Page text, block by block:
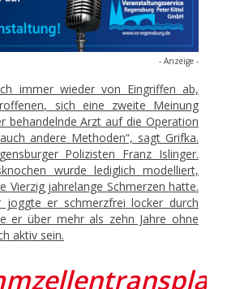
- Anzeige -
immer wieder von Eingriffen ab,
sich eine zweite Meinung
behandelnde Arzt auf die Operation
andere Methoden“, sagt Grifka.
Polizisten Franz Islinger.
wurde lediglich modelliert,
Vierzig jahrelange Schmerzen hatte.
joggte er schmerzfrei locker durch
er über mehr als zehn Jahre ohne
aktiv sein.